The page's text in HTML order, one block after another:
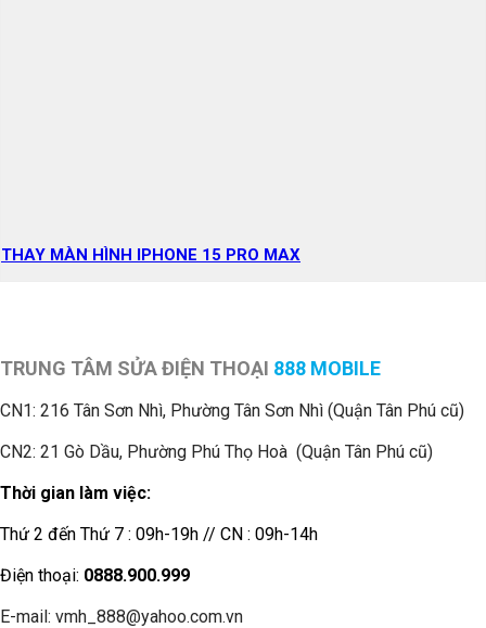
THAY MÀN HÌNH IPHONE 15 PRO MAX
TRUNG TÂM SỬA ĐIỆN THOẠI 888 MOBILE
CN1: 216 Tân Sơn Nhì, Phường Tân Sơn Nhì (Quận Tân Phú cũ)
CN2: 21 Gò Dầu, Phường Phú Thọ Hoà (Quận Tân Phú cũ)
Thời gian làm việc:
Thứ 2 đến Thứ 7 : 09h-19h // CN : 09h-14h
Điện thoại: 0888.900.999
E-mail: vmh_888@yahoo.com.vn